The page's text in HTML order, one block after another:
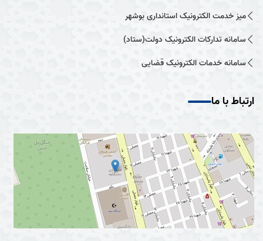
میز خدمت الکترونیک استانداری بوشهر
سامانه تدارکات الکترونیک دولت(ستاد)
سامانه خدمات الکترونیک قضایی
ارتباط با ما